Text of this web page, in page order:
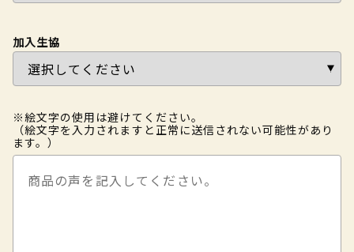
加入生協
※絵文字の使用は避けてください。
（絵文字を入力されますと正常に送信されない可能性があり
ます。）